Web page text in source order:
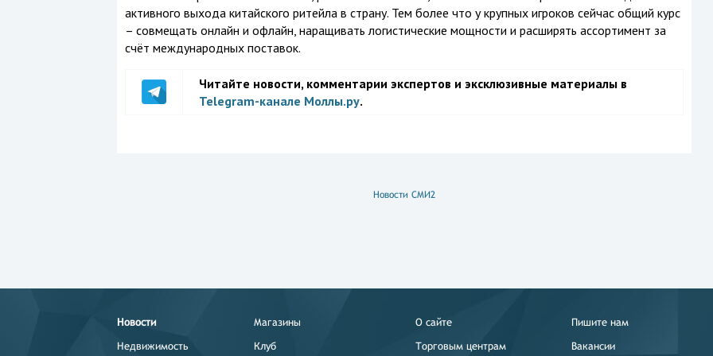
активного выхода китайского ритейла в страну. Тем более что у крупных игроков сейчас общий курс
– совмещать онлайн и офлайн, наращивать логистические мощности и расширять ассортимент за
счёт международных поставок.
Читайте новости, комментарии экспертов и эксклюзивные материалы в
Telegram-канале Моллы.ру.
Новости СМИ2
Новости
Недвижимость
Магазины
Клуб
О сайте
Торговым центрам
Пишите нам
Вакансии